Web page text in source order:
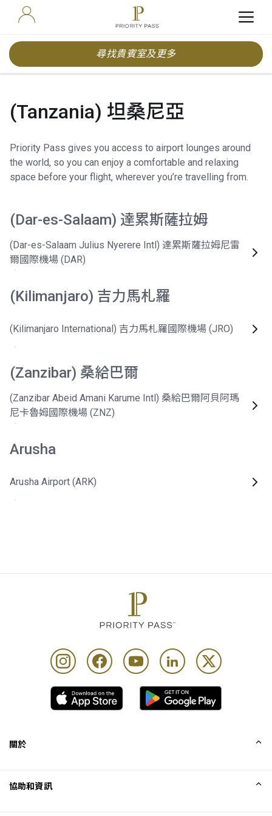
尋找貴賓室及更多
(Tanzania) 坦桑尼亞
Priority Pass gives you access to airport lounges around
the world, so you can enjoy a comfortable and relaxing
space before your flight, wherever you’re travelling from.
(Dar-es-Salaam) 達累斯薩拉姆
(Dar-es-Salaam Julius Nyerere Intl) 達累斯薩拉姆尼雷
爾國際機場 (DAR)
(Kilimanjaro) 吉力馬札羅
(Kilimanjaro International) 吉力馬札羅國際機場 (JRO)
(Zanzibar) 桑給巴爾
(Zanzibar Abeid Amani Karume Intl) 桑給巴爾阿貝阿瑪
尼卡魯姆國際機場 (ZNZ)
Arusha
Arusha Airport (ARK)
關於
協助和資訊